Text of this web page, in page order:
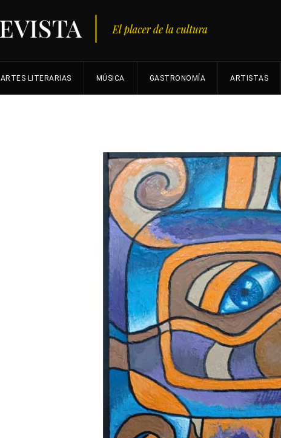
ARTES LITERARIAS MÚSICA GASTRONOMÍA ARTISTAS